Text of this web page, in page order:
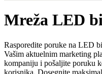
Mreža LED
Rasporedite poruke na LED
Vašim aktuelnim marketing
kompaniju i pošaljite poruku
korisnika. Dosegnite